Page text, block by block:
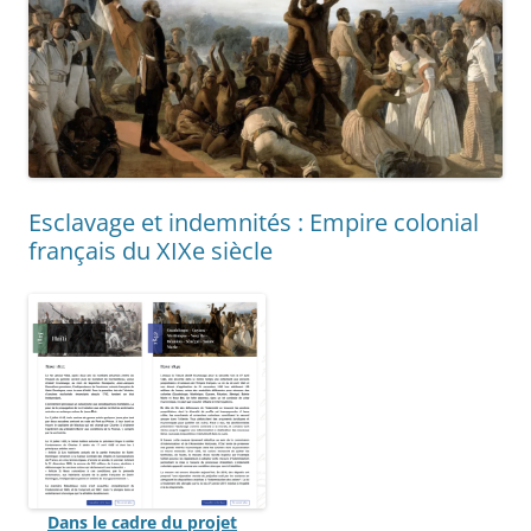
Esclavage et indemnités : Empire colonial
français du XIXe siècle
Dans le cadre du projet